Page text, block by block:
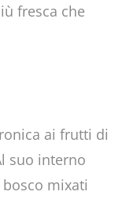
fresca che
ai frutti di
suo interno
mixati